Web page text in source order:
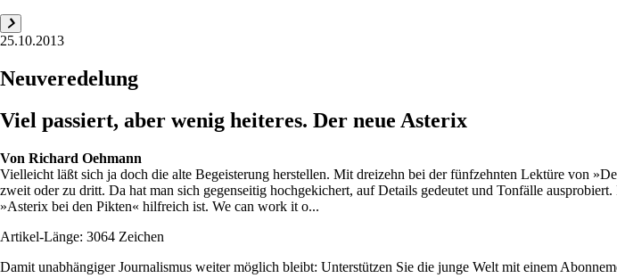
25.10.2013
Neuveredelung
Viel passiert, aber wenig heiteres. Der neue Asterix
Von Richard Oehmann
Vielleicht läßt sich ja doch die alte Begeisterung herstellen. Mit dreizehn bei der fünfzehnten Lektüre von
zweit oder zu dritt. Da hat man sich gegenseitig hochgekichert, auf Details gedeutet und Tonfälle
»Asterix bei den Pikten« hilfreich ist. We can work it o...
Artikel-Länge: 3064 Zeichen
Damit unabhängiger Journalismus weiter möglich bleibt: Unterstützen Sie die junge Welt mit einem